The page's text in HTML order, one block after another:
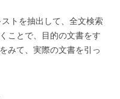
トを抽出して、全文検索
ことで、目的の文書をす
みて、実際の文書を引っ